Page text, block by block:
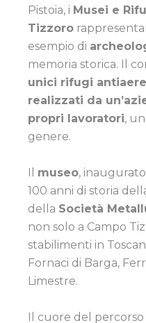
Pistoia, i Musei e
Tizzoro
esempio di
memoria storica. Il
unici rifugi
realizzati da
propri lavoratori,
genere.
museo,
100 anni di storia
della Società
non solo a Campo
stabilimenti in
Fornaci di Barga,
Limestre.
Il cuore del